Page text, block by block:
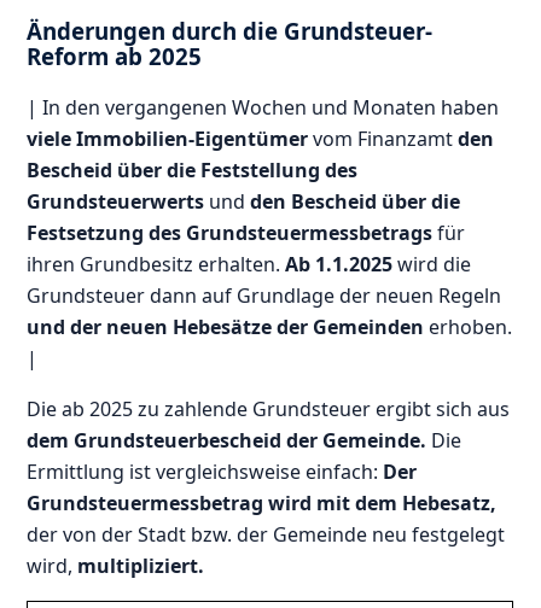
Änderungen durch die Grundsteuer-
Reform ab 2025
| In den vergangenen Wochen und Monaten haben
viele Immobilien-Eigentümervom Finanzamtden
Bescheid über die Feststellung des
Grundsteuerwerts undden Bescheid über die
Festsetzung des Grundsteuermessbetragsfür
ihren Grundbesitz erhalten.Ab 1.1.2025wird die
Grundsteuer dann auf Grundlage der neuen Regeln
und der neuen Hebesätze der Gemeindenerhoben.
|
Die ab 2025 zu zahlende Grundsteuer ergibt sich aus
dem Grundsteuerbescheid der Gemeinde. Die
Ermittlung ist vergleichsweise einfach: Der
Grundsteuermessbetrag wird mit dem Hebesatz,
der von der Stadt bzw. der Gemeinde neu festgelegt
wird, multipliziert.